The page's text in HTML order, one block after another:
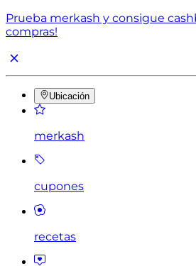
Prueba merkash y consigue
compras!
Ubicación
merkash
cupones
recetas